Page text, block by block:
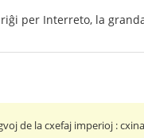
per Interreto, la
de la cxefaj imperioj :